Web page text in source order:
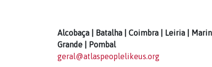
Alcobaça | Batalha | Coimbra | Leiria |
Grande | Pombal
geral@atlaspeoplelikeus.org